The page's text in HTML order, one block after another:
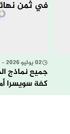
02 يوليو 2026 - 12:54
جميع نماذج
كفة سويسرا
نهائي